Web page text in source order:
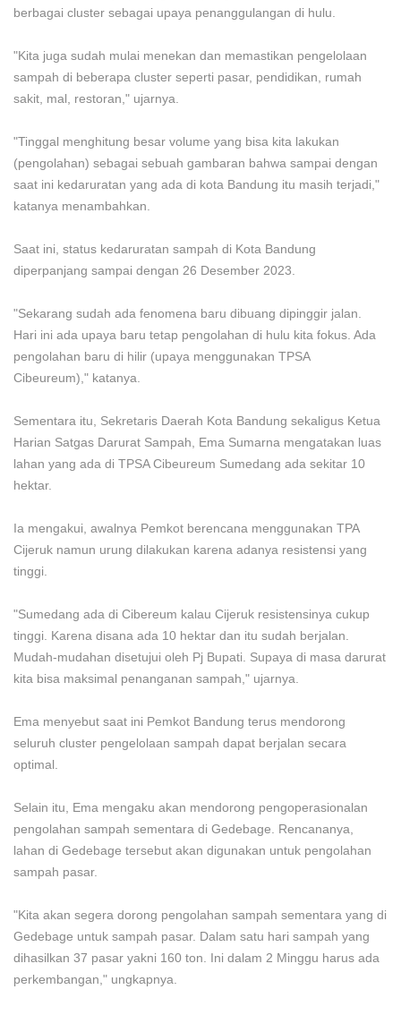
berbagai cluster sebagai upaya penanggulangan di hulu.
"Kita juga sudah mulai menekan dan memastikan pengelolaan
sampah di beberapa cluster seperti pasar, pendidikan, rumah
sakit, mal, restoran," ujarnya.
"Tinggal menghitung besar volume yang bisa kita lakukan
(pengolahan) sebagai sebuah gambaran bahwa sampai dengan
saat ini kedaruratan yang ada di kota Bandung itu masih terjadi,"
katanya menambahkan.
Saat ini, status kedaruratan sampah di Kota Bandung
diperpanjang sampai dengan 26 Desember 2023.
"Sekarang sudah ada fenomena baru dibuang dipinggir jalan.
Hari ini ada upaya baru tetap pengolahan di hulu kita fokus. Ada
pengolahan baru di hilir (upaya menggunakan TPSA
Cibeureum)," katanya.
Sementara itu, Sekretaris Daerah Kota Bandung sekaligus Ketua
Harian Satgas Darurat Sampah, Ema Sumarna mengatakan luas
lahan yang ada di TPSA Cibeureum Sumedang ada sekitar 10
hektar.
Ia mengakui, awalnya Pemkot berencana menggunakan TPA
Cijeruk namun urung dilakukan karena adanya resistensi yang
tinggi.
"Sumedang ada di Cibereum kalau Cijeruk resistensinya cukup
tinggi. Karena disana ada 10 hektar dan itu sudah berjalan.
Mudah-mudahan disetujui oleh Pj Bupati. Supaya di masa darurat
kita bisa maksimal penanganan sampah," ujarnya.
Ema menyebut saat ini Pemkot Bandung terus mendorong
seluruh cluster pengelolaan sampah dapat berjalan secara
optimal.
Selain itu, Ema mengaku akan mendorong pengoperasionalan
pengolahan sampah sementara di Gedebage. Rencananya,
lahan di Gedebage tersebut akan digunakan untuk pengolahan
sampah pasar.
"Kita akan segera dorong pengolahan sampah sementara yang di
Gedebage untuk sampah pasar. Dalam satu hari sampah yang
dihasilkan 37 pasar yakni 160 ton. Ini dalam 2 Minggu harus ada
perkembangan," ungkapnya.